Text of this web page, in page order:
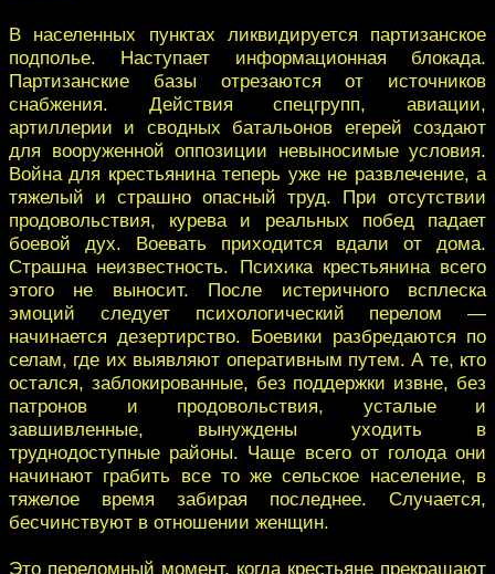
В населенных пунктах ликвидируется партизанское
подполье. Наступает информационная блокада.
Партизанские базы отрезаются от источников
снабжения. Действия спецгрупп, авиации,
артиллерии и сводных батальонов егерей создают
для вооруженной оппозиции невыносимые условия.
Война для крестьянина теперь уже не развлечение, а
тяжелый и страшно опасный труд. При отсутствии
продовольствия, курева и реальных побед падает
боевой дух. Воевать приходится вдали от дома.
Страшна неизвестность. Психика крестьянина всего
этого не выносит. После истеричного всплеска
эмоций следует психологический перелом —
начинается дезертирство. Боевики разбредаются по
селам, где их выявляют оперативным путем. А те, кто
остался, заблокированные, без поддержки извне, без
патронов и продовольствия, усталые и
завшивленные, вынуждены уходить в
труднодоступные районы. Чаще всего от голода они
начинают грабить все то же сельское население, в
тяжелое время забирая последнее. Случается,
бесчинствуют в отношении женщин.
Это переломный момент, когда крестьяне прекращают